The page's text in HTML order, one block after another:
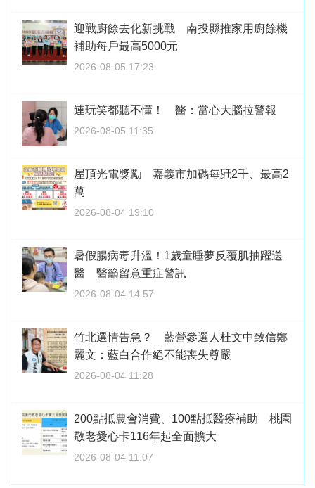
迎戰廚餘去化新挑戰 南投縣推家用廚餘機
補助每戶最高5000元
2026-08-05 17:23
連玩笑都聽不懂！ 醫：當心大腦拉警報
2026-08-05 11:35
屋頂光電獎勵 嘉義市加碼每瓩2千、最高2
萬
2026-08-04 19:10
暑假腸病毒升溫！1歲童睡夢反覆肌抽躍送
醫 醫籲留意重症警訊
2026-08-04 14:57
竹北選情告急？ 藍營參選人杜文中致信鄭
麗文：藍白合作絕不能喪失尊嚴
2026-08-04 11:28
200點抵農會消費、100點抵醫療補助 桃園
敬老愛心卡116年起全面擴大
2026-08-04 11:07